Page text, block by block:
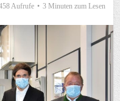
Aufrufe 3 Minuten zum Lesen